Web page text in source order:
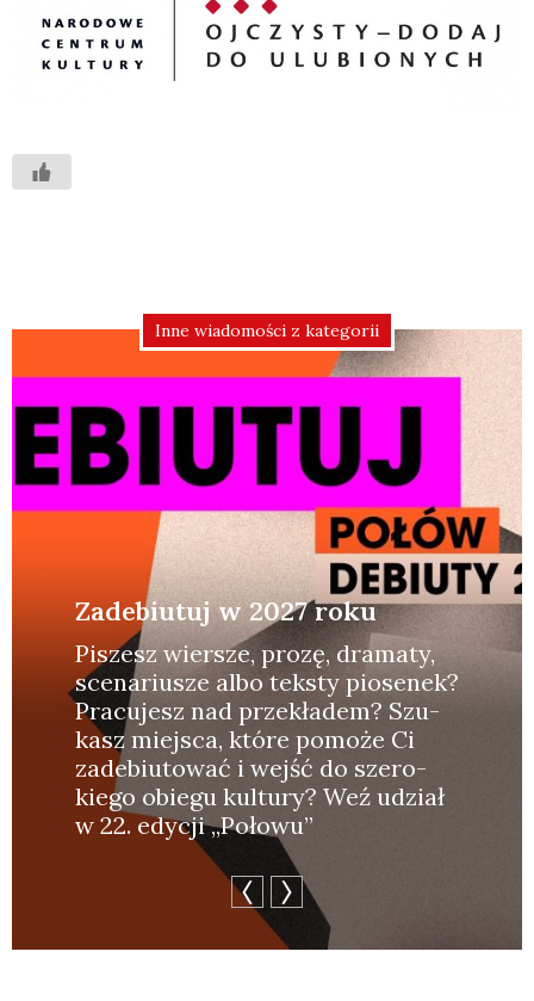
Inne wiadomości z kategorii
Zadebiutuj w 2027 roku
Piszesz wier­sze, pro­zę, dra­ma­ty,
sce­na­riu­sze albo tek­sty pio­se­nek?
Pra­cu­jesz nad prze­kła­dem? Szu­
kasz miej­sca, któ­re pomo­że Ci
zade­biu­to­wać i wejść do sze­ro­
kie­go obie­gu kul­tu­ry? Weź udział
w 22. edy­cji „Poło­wu”